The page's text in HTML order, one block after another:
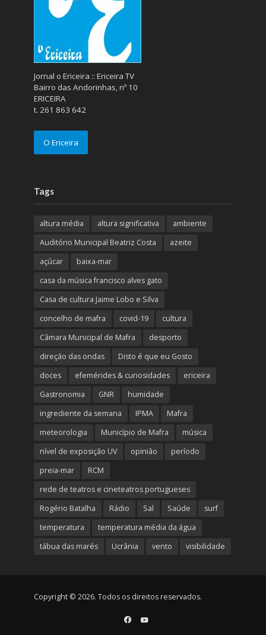
Jornal o Ericeira :: Ericeira TV
Bairro das Andorinhas, nº 10
ERICEIRA
t. 261 863 642
O Ericeira
Tags
altura média altura significativa
ambiente
Auditório Municipal Beatriz Costa
azeite
açúcar
baixa-mar
casa da música francisco alves gato
Casa de cultura Jaime Lobo e Silva
concelho de mafra
covid-19
cultura
Câmara Municipal de Mafra
desporto
direção das ondas
Disto é que eu Gosto
doces
efemérides & curiosidades
ericeira
Gastronomia
GNR
humidade
ingrediente da semana
IPMA
Mafra
meteorologia
Município de Mafra
música
nível de exposição UV
opinião
período
preia-mar
RCM
rede de teatros e cineteatros portugueses
Rogério Batalha
Rádio Sal Saúde
surf
temperatura
temperatura média da água
tábua das marés
Ucrânia vento visibilidade
Copyright © 2026. Todos os direitos reservados.